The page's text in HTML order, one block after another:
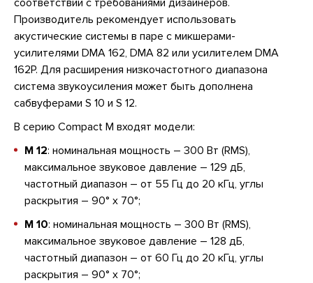
соответствии с требованиями дизайнеров.
Производитель рекомендует использовать
акустические системы в паре с микшерами-
усилителями DMA 162, DMA 82 или усилителем DMA
162P. Для расширения низкочастотного диапазона
система звукоусиления может быть дополнена
сабвуферами S 10 и S 12.
В серию Compact M входят модели:
M 12: номинальная мощность – 300 Вт (RMS),
максимальное звуковое давление – 129 дБ,
частотный диапазон – от 55 Гц до 20 кГц, углы
раскрытия – 90° x 70°;
M 10: номинальная мощность – 300 Вт (RMS),
максимальное звуковое давление – 128 дБ,
частотный диапазон – от 60 Гц до 20 кГц, углы
раскрытия – 90° x 70°;